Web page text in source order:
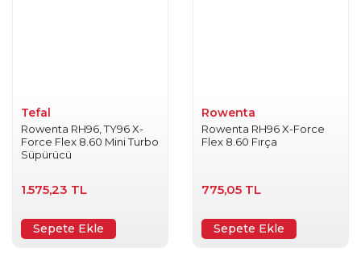
Tefal
Rowenta RH96, TY96 X-
Force Flex 8.60 Mini Turbo
Süpürücü
1.575,23 TL
Sepete Ekle
Rowenta
Rowenta RH96 X-Force
Flex 8.60 Fırça
775,05 TL
Sepete Ekle